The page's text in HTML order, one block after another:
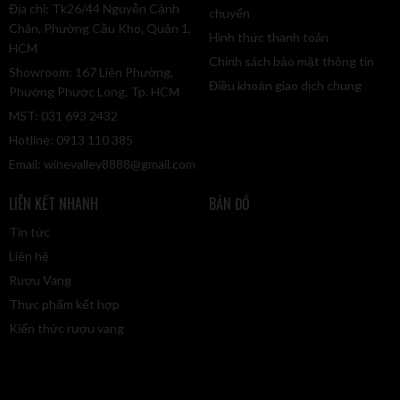
Địa chỉ: Tk26/44 Nguyễn Cảnh
Chân, Phường Cầu Kho, Quận 1,
HCM
Showroom: 167 Liên Phường,
Phường Phước Long, Tp. HCM
MST: 031 693 2432
Hotline: 0913 110 385
Email: winevalley8888@gmail.com
chuyển
Hình thức thanh toán
Chính sách bảo mật thông tin
Điều khoản giao dịch chung
LIÊN KẾT NHANH
Tin tức
Liên hệ
Rượu Vang
Thực phẩm kết hợp
Kiến thức rượu vang
BẢN ĐỒ